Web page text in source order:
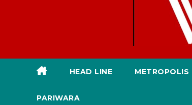
HEAD LINE METROPOLIS
PARIWARA